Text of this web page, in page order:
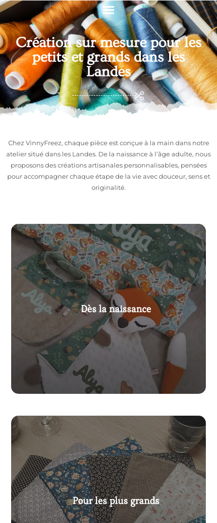
Création sur mesure pour les
petits et grands dans les
Landes
Chez VinnyFreez, chaque pièce est conçue à la main dans notre
atelier situé dans les Landes. De la naissance à l’âge adulte, nous
proposons des créations artisanales personnalisables, pensées
pour accompagner chaque étape de la vie avec douceur, sens et
originalité.
Dès la naissance
Voir nos créations
Pour les plus grands